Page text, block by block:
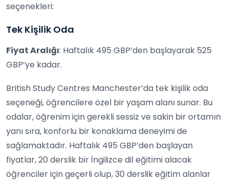
seçenekleri:
Tek Kişilik Oda
Fiyat Aralığı: Haftalık 495 GBP’den başlayarak 525
GBP’ye kadar.
British Study Centres Manchester’da tek kişilik oda
seçeneği, öğrencilere özel bir yaşam alanı sunar. Bu
odalar, öğrenim için gerekli sessiz ve sakin bir ortamın
yanı sıra, konforlu bir konaklama deneyimi de
sağlamaktadır. Haftalık 495 GBP’den başlayan
fiyatlar, 20 derslik bir İngilizce dil eğitimi alacak
öğrenciler için geçerli olup, 30 derslik eğitim alanlar